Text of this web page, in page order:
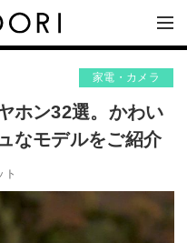
家電・カメラ
ホン32選。かわい
なモデルをご紹介
ト